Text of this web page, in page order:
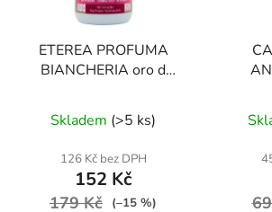
ETEREA PROFUMA
BIANCHERIA oro d
na prádlo
hodnocení
produktu
je
3,9
Skladem (>5 ks)
126 Kč bez DPH
152 Kč
179 Kč (–15 %)
ml